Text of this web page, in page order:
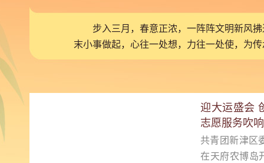
步入三月，春意正浓，一阵阵文明新风
末小事做起，心往一处想，力往一处使，为
迎大运盛会
志愿服务吹
共青团新津区
在天府农博岛